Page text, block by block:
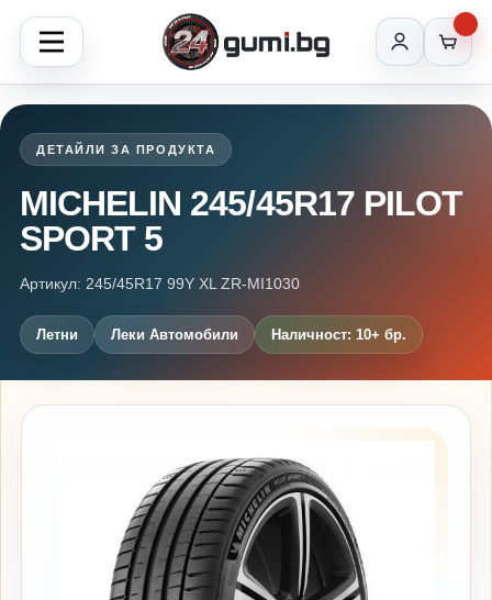
ДЕТАЙЛИ ЗА ПРОДУКТА
MICHELIN 245/45R17 PILOT
SPORT 5
Артикул: 245/45R17 99Y XL ZR-MI1030
Летни Леки Автомобили Наличност: 10+ бр.